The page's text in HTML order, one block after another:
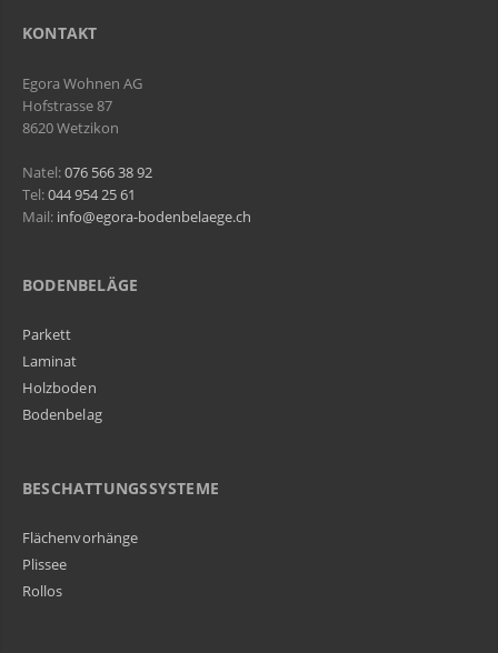
KONTAKT
Egora Wohnen AG
Hofstrasse 87
8620 Wetzikon
Natel:076 566 38 92
Tel:044 954 25 61
Mail: info@egora-bodenbelaege.ch
BODENBELÄGE
Parkett
Laminat
Holzboden
Bodenbelag
BESCHATTUNGSSYSTEME
Flächenvorhänge
Plissee
Rollos